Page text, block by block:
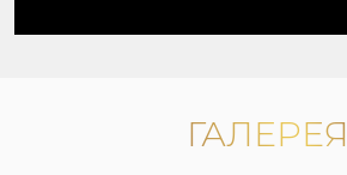
ГАЛЕРЕЯ